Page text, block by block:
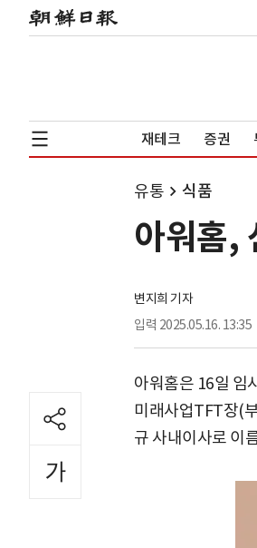
재테크 증권
유통 식품
아워홈,
변지희 기자
입력 2025.05.16. 13:35
아워홈은 16일 임
미래사업TFT장(
규 사내이사로 이